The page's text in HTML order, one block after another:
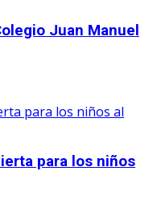
Juan Manuel
para los niños